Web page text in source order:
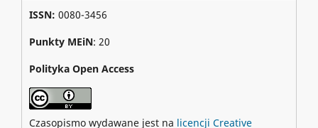
ISSN: 0080-3456
Punkty MEiN: 20
Polityka Open Access
Czasopismo wydawane jest na licencji Creative